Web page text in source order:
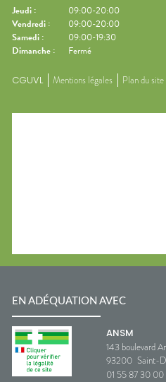
Jeudi :
09:00-20:00
Vendredi :
09:00-20:00
Samedi :
09:00-19:30
Dimanche : Fermé
CGUVL Mentions légales Plan du site
EN ADÉQUATION AVEC
ANSM
143 boulevard
93200 Saint-
01 55 87 30 00